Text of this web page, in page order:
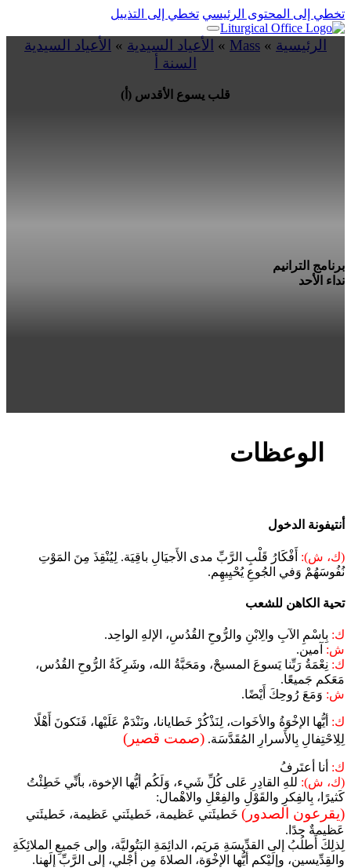
تخطي إلى المحتوى الرئيسي تخطي إلى التذييل
الرئيسية »
Mass
» الأعياد السيدية »
الأعياد السيدية
السنة أ
قلب يسوع الأقدس (أ)
برنامج الترانيم
نداء الأحد
الوعظات
أنتيفونة الدخول
(ك، ش): أَفْكَارُ قَلْبِ الرَّبِّ مدى الأَجيَالِ باقِيَة. لِيُنْقِذَ مِنَ المَوْتِ
نُفُوسَهُمْ وَفي الجُوعِ يُحْيِيهِم.
تحية الكاهن للشعب
ك: بِاسْمِ الآبِ والِابْنِ والرُّوحِ القُدُسِ، الإلهِ الواحِد.
ش: آمين.
ك: نِعْمَةُ رَبِّنا يَسوعَ المسيحْ، ومَحَبَّةُ الله، وشَرِكَةُ الرُّوحِ القُدُس،
مَعَكم جَميعًا.
ش: وَمَعَ رُوحِكَ أَيْضًا.
ك: أيُّها الإخْوَةُ والأخَوات، لِنَذْكُرْ خَطايانا، ونَنْدَمْ عَلَيْها، فَنَكونَ أَهْلًا
لِلِاحْتِفالِ بِالأَسرارِ المُقَدَّسَة. (صمت قصير)
ك: أنا أعتَرفُ
(ك، ش): للهِ القادِرِ عَلى كُلِّ شَيء، وَلَكُم أيُّها الإخوة، بأنِّي خَطِئْتُ
كَثيرًا، بِالفِكرِ والقَوْلِ والفِعْلِ والاهْمال:
(يقرعون الصدور) خَطيئَتي عَظيمة، خَطيئَتي عَظيمة، خَطيئَتي
عَظيمةٌ جدًا.
لِذلِكَ أَطلُبُ إلى القدِّيسَةِ مَريَم، الدائِمَةِ البَتُوليَّة، وإلى جَميعِ الملائِكَةِ
والقِدِّيسين، وإلَيْكم أيُّها الإخْوَة، الصلاةَ مِن أجْلي، إلى الرَّبِّ إلَهِنا.